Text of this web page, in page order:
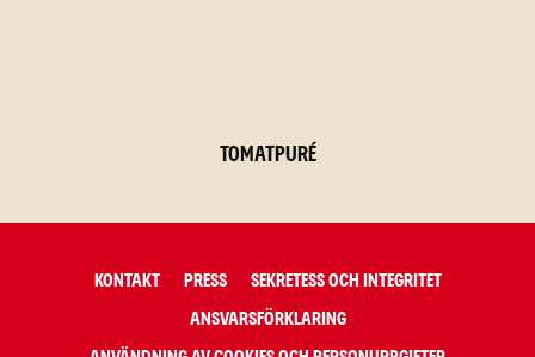
Tomatpuré
KONTAKT PRESS
SEKRETESS OCH INTEGRITET
ANSVARSFÖRKLARING